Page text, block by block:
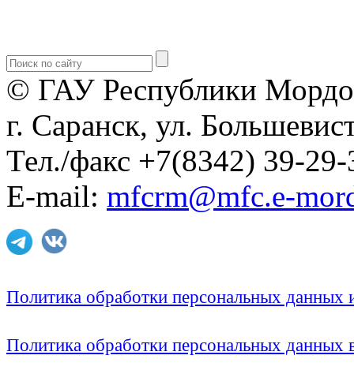
© ГАУ Республики
г. Саранск, ул.
Тел./факс +7(8342) 39-29-
E-mail: mfcrm@mfc.e-
Политика обработки персональных
Политика обработки персональных